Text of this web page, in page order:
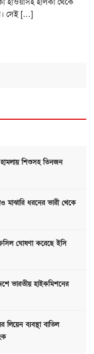
সেই […]
হামলায় শিশুসহ তিনজন
ধরনের ভারী থেকে
ঘোষণা করেছে ইসি
ভারতীয় হাইকমিশনের
লিয়েন ব্যবস্থা বাতিল